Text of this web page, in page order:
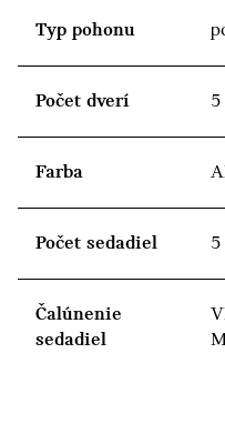
Typ pohonu
Počet dverí 5
Farba
Počet sedadiel 5
Čalúnenie
sedadiel